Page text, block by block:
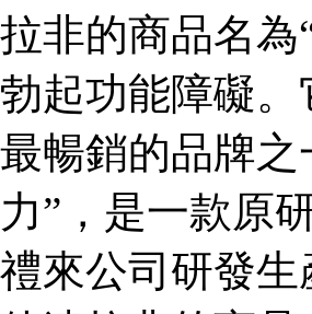
拉非的商品名為
勃起功能障礙
最暢銷的品牌之
力”，是一款原
禮來公司研發